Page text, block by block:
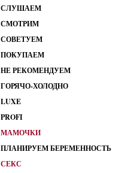
СЛУШАЕМ
СМОТРИМ
СОВЕТУЕМ
ПОКУПАЕМ
НЕ РЕКОМЕНДУЕМ
ГОРЯЧО-ХОЛОДНО
LUXE
PROFI
МАМОЧКИ
ПЛАНИРУЕМ БЕРЕМЕННОСТЬ
СЕКС